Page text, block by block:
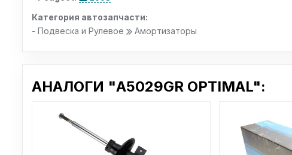
Категория автозапчасти:
- Подвеска и Рулевое
Амортизаторы
АНАЛОГИ "A5029GR OPTIMAL":